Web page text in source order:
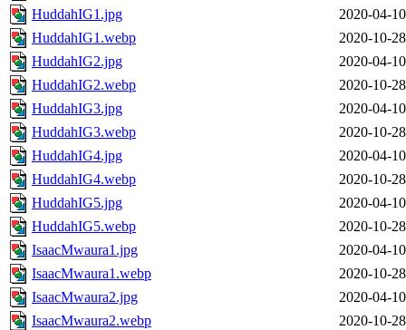
HuddahIG1.jpg
2020-04-
HuddahIG1.webp
2020-10-
HuddahIG2.jpg
2020-04-
HuddahIG2.webp
2020-10-
HuddahIG3.jpg
2020-04-
HuddahIG3.webp
2020-10-
HuddahIG4.jpg
2020-04-
HuddahIG4.webp
2020-10-
HuddahIG5.jpg
2020-04-
HuddahIG5.webp
2020-10-
IsaacMwaura1.jpg
2020-04-
IsaacMwaura1.webp
2020-10-
IsaacMwaura2.jpg
2020-04-
IsaacMwaura2.webp
2020-10-